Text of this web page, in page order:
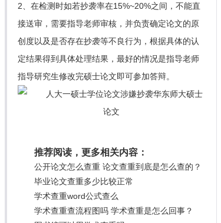
2、在检测时如若抄袭率在15%~20%之间，不能直
接送审，需要指导老师审核，并负责确定论文的原
创度以及是否存在抄袭等不良行为，根据具体的认
定结果得到具体处理结果，最好的情况是指导老师
指导研究生修改完硕士论文即可参加答辩。
推荐阅读，更多相关内容：
公开论文怎么查重 论文查重到底是怎么查的？
毕业论文查重多少比较正常
学术查重word公式查么
学术查重查流程图吗 学术查重是怎么回事？